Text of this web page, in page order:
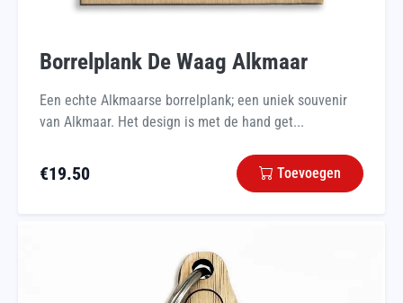
Borrelplank De Waag Alkmaar
Een echte Alkmaarse borrelplank; een uniek souvenir
van Alkmaar. Het design is met de hand get...
€19.50 Toevoegen